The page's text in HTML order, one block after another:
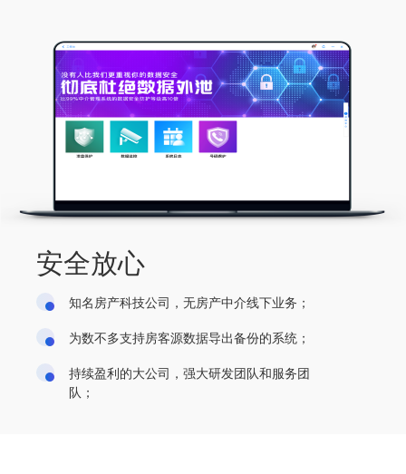
安全放心
知名房产科技公司，无房产中介线下业务；
为数不多支持房客源数据导出备份的系统；
持续盈利的大公司，强大研发团队和服务团
队；